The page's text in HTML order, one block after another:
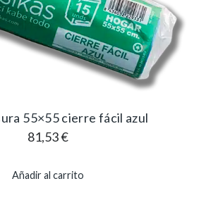
55×55 cierre fácil azul
81,53€
Añadir al carrito